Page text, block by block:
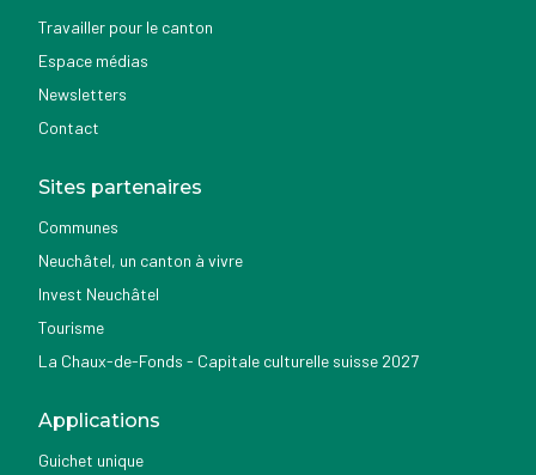
Travailler pour le canton
Espace médias
Newsletters
Contact
Sites partenaires
Communes
Neuchâtel, un canton à vivre
Invest Neuchâtel
Tourisme
La Chaux-de-Fonds - Capitale culturelle suisse 2027
Applications
Guichet unique